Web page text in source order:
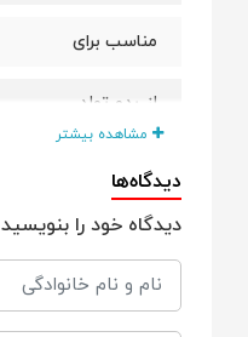
مناسب برای
از بدو تولد
جنس بدنه
پیرکس
جنس سری
مشاهده بیشتر
دیدگاه‌ها
دیدگاه خود را بنویسید